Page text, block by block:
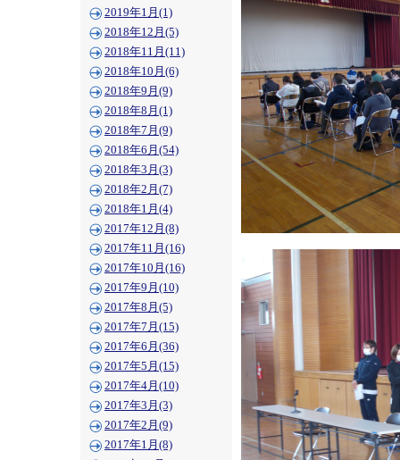
2019年1月(1)
2018年12月(5)
2018年11月(11)
2018年10月(6)
2018年9月(9)
2018年8月(1)
2018年7月(9)
2018年6月(54)
2018年3月(3)
2018年2月(7)
2018年1月(4)
2017年12月(8)
2017年11月(16)
2017年10月(16)
2017年9月(10)
2017年8月(5)
2017年7月(15)
2017年6月(36)
2017年5月(15)
2017年4月(10)
2017年3月(3)
2017年2月(9)
2017年1月(8)